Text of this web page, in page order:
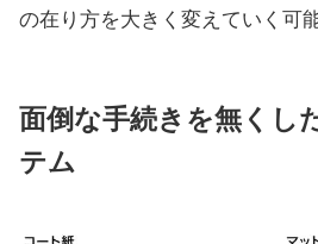
の在り方を大きく変えていく可
面倒な手続きを無くし
テム